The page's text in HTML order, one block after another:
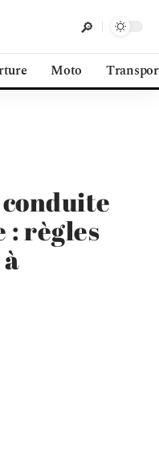
Moto
conduite
: règles